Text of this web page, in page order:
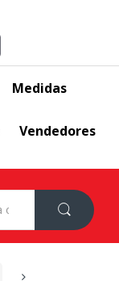
Medidas
Vendedores